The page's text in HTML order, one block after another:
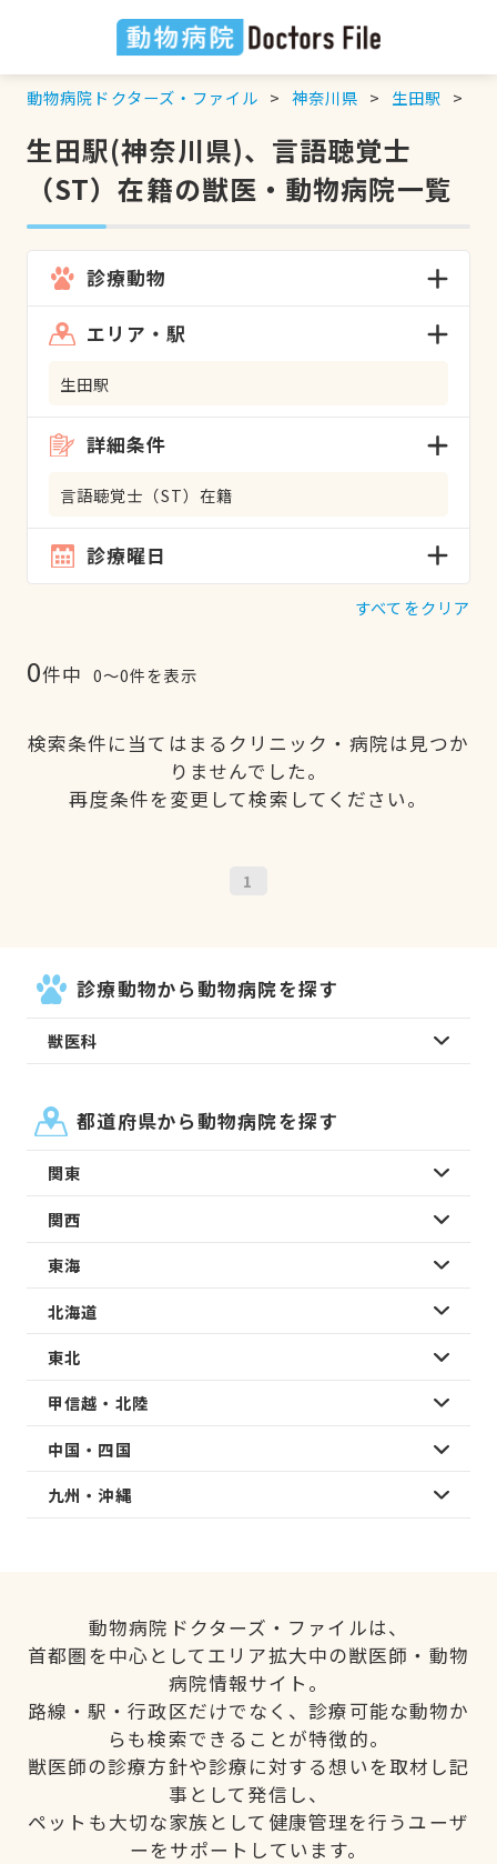
動物病院ドクターズ・ファイル 神奈川県 生田駅
生田駅(神奈川県)、言語聴覚士
（ST）在籍の獣医・動物病院一覧
診療動物
エリア・駅
生田駅
詳細条件
言語聴覚士（ST）在籍
診療曜日
すべてをクリア
0件中 0〜0件を表示
検索条件に当てはまるクリニック・病院は見つか
りませんでした。
再度条件を変更して検索してください。
1
診療動物から動物病院を探す
獣医科
都道府県から動物病院を探す
関東
関西
東海
北海道
東北
甲信越・北陸
中国・四国
九州・沖縄
動物病院ドクターズ・ファイルは、
首都圏を中心としてエリア拡大中の獣医師・動物
病院情報サイト。
路線・駅・行政区だけでなく、診療可能な動物か
らも検索できることが特徴的。
獣医師の診療方針や診療に対する想いを取材し記
事として発信し、
ペットも大切な家族として健康管理を行うユーザ
ーをサポートしています。